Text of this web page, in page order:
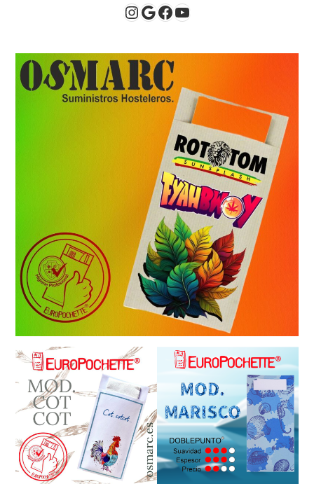
Instagram
Google
Facebook
YouTube